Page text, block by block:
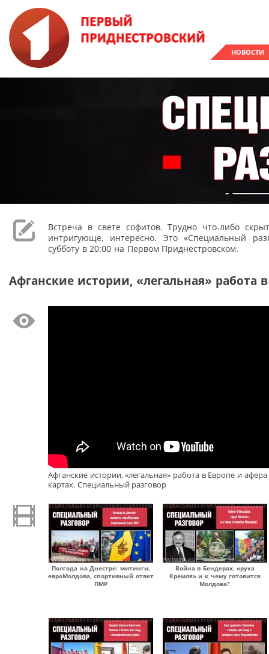
НОВОСТИ
Встреча в свете софитов. Трудно что-либо
интригующе, интересно. Это «Специальный
субботу в 20:00 на Первом Приднестровском.
Афганские истории, «легальная» работа
Афганские истории, «легальная» работа в Европе и
картах. Специальный разговор
Полгода на Днестре: митинги,
евроМолдова, спортивный ответ
ПМР
Война в Бендерах, «рука
Кремля» и к чему готовится
Молдова?